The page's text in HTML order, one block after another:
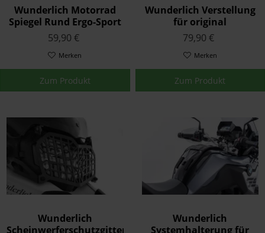
Wunderlich Motorrad
Spiegel Rund Ergo-Sport
59,90 €
Merken
Zum Produkt
Wunderlich Verstellung
für original
Navihalterung Schwarz
79,90 €
Merken
Zum Produkt
Wunderlich
Scheinwerferschutzgitter
Wunderlich
Systemhalterung für